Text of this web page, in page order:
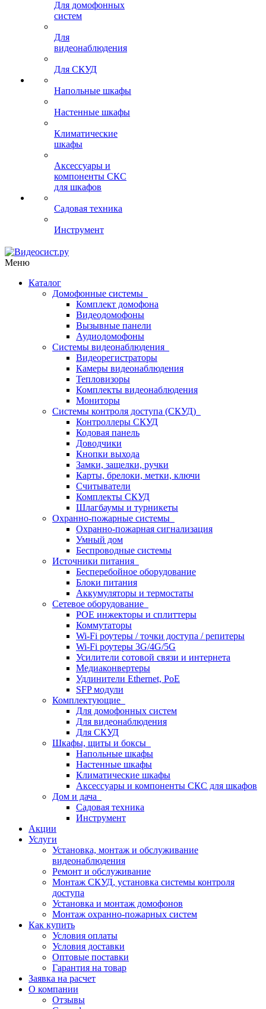
Для домофонных
систем
Для
видеонаблюдения
Для СКУД
Напольные шкафы
Настенные шкафы
Климатические
шкафы
Аксессуары и
компоненты СКС
для шкафов
Садовая техника
Инструмент
Меню
Каталог
Домофонные системы
Комплект домофона
Видеодомофоны
Вызывные панели
Аудиодомофоны
Системы видеонаблюдения
Видеорегистраторы
Камеры видеонаблюдения
Тепловизоры
Комплекты видеонаблюдения
Мониторы
Системы контроля доступа (СКУД)
Контроллеры СКУД
Кодовая панель
Доводчики
Кнопки выхода
Замки, защелки, ручки
Карты, брелоки, метки, ключи
Считыватели
Комплекты СКУД
Шлагбаумы и турникеты
Охранно-пожарные системы
Охранно-пожарная сигнализация
Умный дом
Беспроводные системы
Источники питания
Бесперебойное оборудование
Блоки питания
Аккумуляторы и термостаты
Сетевое оборудование
POE инжекторы и сплиттеры
Коммутаторы
Wi-Fi роутеры / точки доступа / репитеры
Wi-Fi роутеры 3G/4G/5G
Усилители сотовой связи и интернета
Медиаконвертеры
Удлинители Ethernet, PoE
SFP модули
Комплектующие
Для домофонных систем
Для видеонаблюдения
Для СКУД
Шкафы, щиты и боксы
Напольные шкафы
Настенные шкафы
Климатические шкафы
Аксессуары и компоненты СКС для шкафов
Дом и дача
Садовая техника
Инструмент
Акции
Услуги
Установка, монтаж и обслуживание
видеонаблюдения
Ремонт и обслуживание
Монтаж СКУД, установка системы контроля
доступа
Установка и монтаж домофонов
Монтаж охранно-пожарных систем
Как купить
Условия оплаты
Условия доставки
Оптовые поставки
Гарантия на товар
Заявка на расчет
О компании
Отзывы